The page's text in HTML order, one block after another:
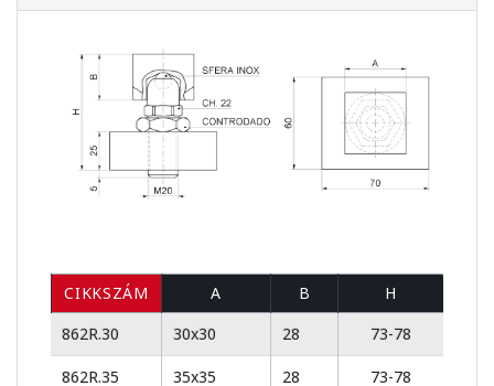
CIKKSZÁM A B
H
862R.30
30x30 28 73-78
862R.35 35x35 28 73-78